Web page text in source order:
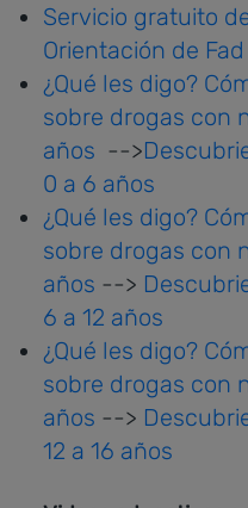
Servicio gratuito
Orientación de Fad
¿Qué les digo?
sobre drogas con
años -->
0 a 6 años
¿Qué les digo?
sobre drogas con
años -->
6 a 12 años
¿Qué les digo?
sobre drogas con
años -->
12 a 16 años